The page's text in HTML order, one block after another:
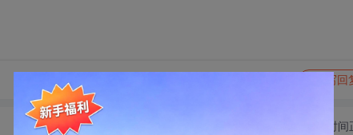
转发到动态 写回
切换为时间